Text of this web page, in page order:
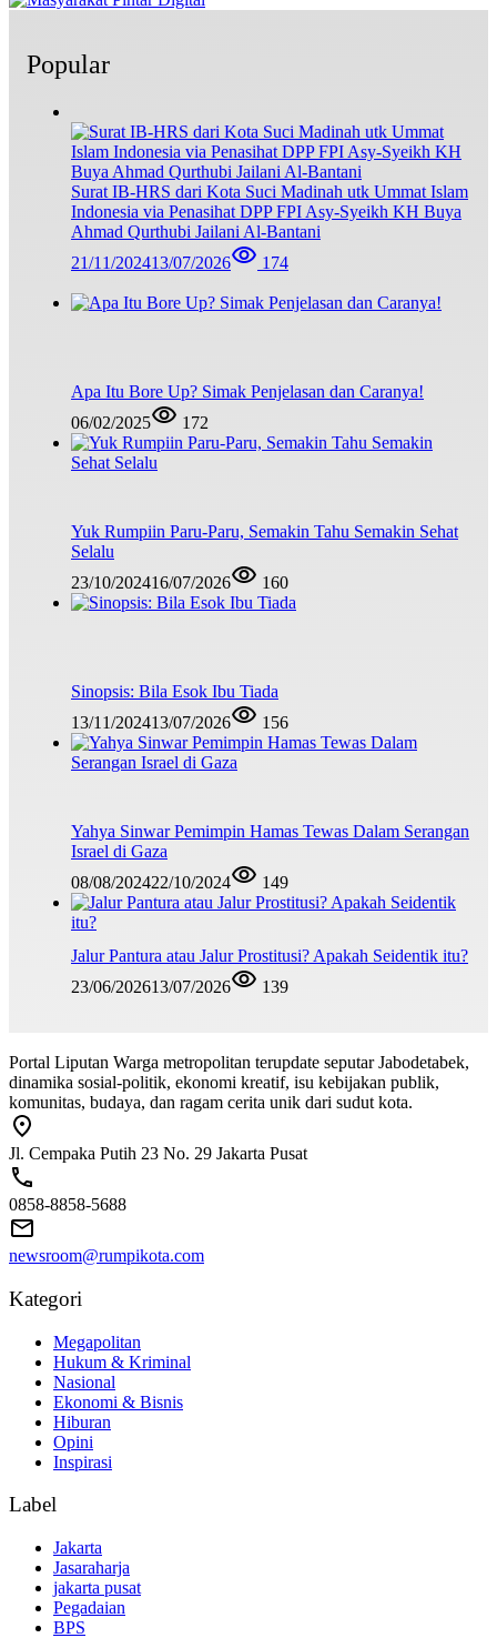
Popular
Surat IB-HRS dari Kota Suci Madinah utk Ummat Islam
Indonesia via Penasihat DPP FPI Asy-Syeikh KH Buya
Ahmad Qurthubi Jailani Al-Bantani
21/11/202413/07/2026 174
Apa Itu Bore Up? Simak Penjelasan dan Caranya!
06/02/2025
172
Yuk Rumpiin Paru-Paru, Semakin Tahu Semakin Sehat
Selalu
23/10/202416/07/2026 160
Sinopsis: Bila Esok Ibu Tiada
13/11/202413/07/2026 156
Yahya Sinwar Pemimpin Hamas Tewas Dalam Serangan
Israel di Gaza
08/08/202422/10/2024 149
Jalur Pantura atau Jalur Prostitusi? Apakah Seidentik itu?
23/06/202613/07/2026 139
Portal Liputan Warga metropolitan terupdate seputar Jabodetabek,
dinamika sosial-politik, ekonomi kreatif, isu kebijakan publik,
komunitas, budaya, dan ragam cerita unik dari sudut kota.
Jl. Cempaka Putih 23 No. 29 Jakarta Pusat
0858-8858-5688
newsroom@rumpikota.com
Kategori
Megapolitan
Hukum & Kriminal
Nasional
Ekonomi & Bisnis
Hiburan
Opini
Inspirasi
Label
Jakarta
Jasaraharja
jakarta pusat
Pegadaian
BPS